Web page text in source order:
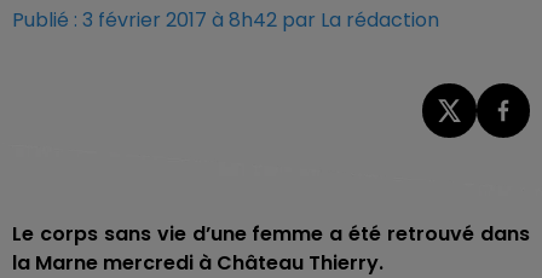
Publié : 3 février 2017 à 8h42 par La rédaction
Le corps sans vie d’une femme a été retrouvé dans
la Marne mercredi à Château Thierry.